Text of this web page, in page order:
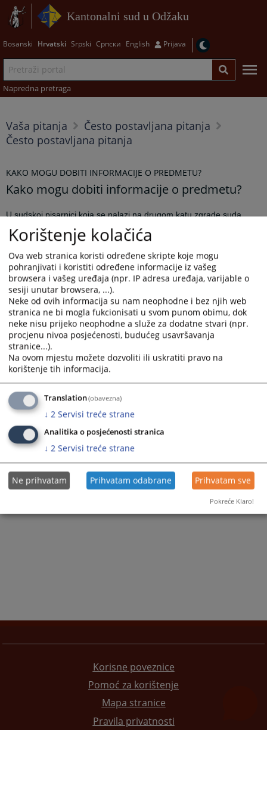
Kantonalni sud u Odžaku
Bosanski Hrvatski Srpski Српски English Prijava
Napredna pretraga
Vaša pitanja
Često postavljana pitanja
Često postavljana pitanja
KAKO MOGU DOBITI INFORMACIJE O PREDMETU?
Kako mogu dobiti informacije o predmetu?
U sudskoj pisarnici koja se nalazi na drugom katu zgrade suda
možete se obratiti namješteniku koji ima pristup CMS aplikaciji.
Kroz CMS aplikaciju se vode svi postupci u sudu.
Osnovne podatke o predmetu tipa: "broj predmeta, stranke u
predmetu, podnesci u predmetu, zakazano ročište i slično" možete
dobiti od tog namještenika, a ako Vam je potreban uvid u spis onda
će Vas uputiti do zaduženog suca za predmet koji će Vam
omogućiti uvid u predmet po propisanim pravilima.
Prikazana vijest je na: Hrvatski jezik
2447PREGLEDA
Korisne poveznice
Pomoć za korištenje
Mapa stranice
Pravila privatnosti
Korištenje kolačića
Ova web stranica koristi određene skripte koje mogu
pohranjivati i koristiti određene informacije iz vašeg
browsera i vašeg uređaja (npr. IP adresa uređaja, varijable o
sesiji unutar browsera, ...).
Neke od ovih informacija su nam neophodne i bez njih web
stranica ne bi mogla fukcionisati u svom punom obimu, dok
neke nisu prijeko neophodne a služe za dodatne stvari (npr.
procjenu nivoa posjećenosti, budućeg usavršavanja
stranice...).
Na ovom mjestu možete dozvoliti ili uskratiti pravo na
korištenje tih informacija.
Translation(obavezna)
↓ 2 Servisi treće strane
Analitika o posjećenosti stranica
↓ 2 Servisi treće strane
Ne prihvatam Prihvatam odabrane Prihvatam sve
Pokreće Klaro!